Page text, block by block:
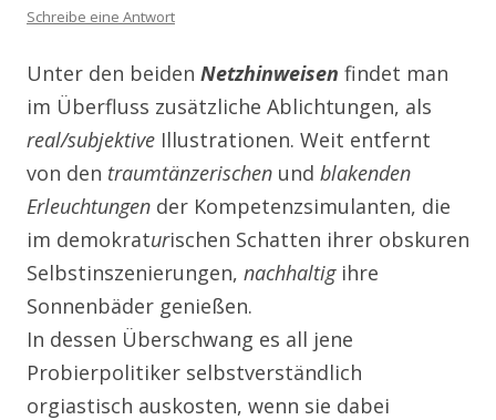
Schreibe eine Antwort
Unter den beiden Netzhinweisen findet man
im Überfluss zusätzliche Ablichtungen, als
real/subjektive Illustrationen. Weit entfernt
von den traumtänzerischen und bla­kenden
Erleuchtungen der Kompetenzsimulanten, die
im demokraturischen Schatten ihrer obskuren
Selbstinszenierungen, nachhaltigihre
Sonnenbäder genießen.
In dessen Überschwang es all jene
Probierpolitiker selbstverständlich
orgiastisch auskosten, wenn sie dabei